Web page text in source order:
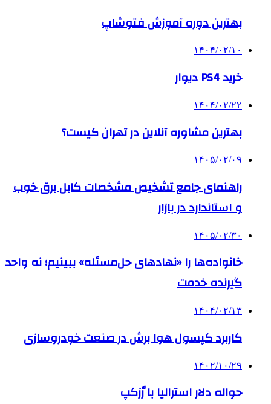
بهترین دوره آموزش فتوشاپ
۱۴۰۴/۰۲/۱۰
خرید PS4 دیوار
۱۴۰۴/۰۲/۲۲
بهترین مشاوره آنلاین در تهران کیست؟
۱۴۰۵/۰۲/۰۹
راهنمای جامع تشخیص مشخصات کابل برق خوب
و استاندارد در بازار
۱۴۰۵/۰۲/۳۰
خانواده‌ها را «نهادهای حل‌مسئله» ببینیم؛ نه واحد
گیرنده خدمت
۱۴۰۴/۰۲/۱۳
کاربرد کپسول هوا برش در صنعت خودروسازی
۱۴۰۲/۱۰/۲۹
حواله دلار استرالیا با رٌزکپ